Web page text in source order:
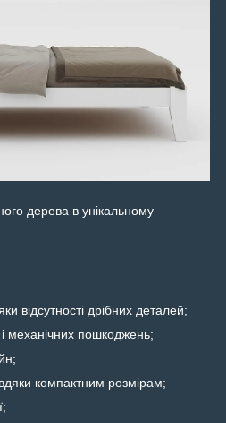
дерева в унікальному
відсутності дрібних деталей;
і механічних пошкоджень;
компактним розмірам;